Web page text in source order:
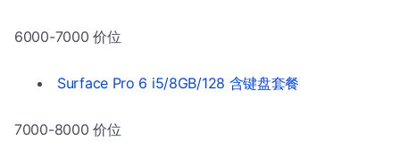
6000-7000 价位
Surface Pro 6 i5/8GB/128 含键盘套餐
7000-8000 价位